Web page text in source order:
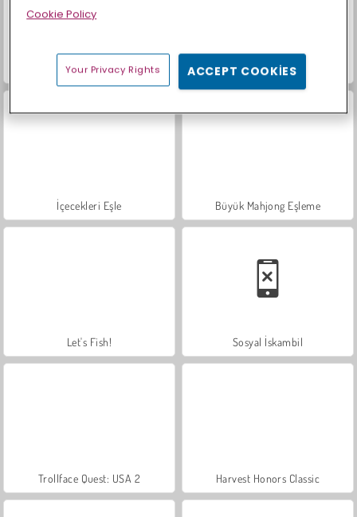
Royal Story Scala 40
İçecekleri Eşle Büyük Mahjong Eşleme
Let's Fish! Sosyal İskambil
Trollface Quest: USA 2 Harvest Honors Classic
Cookie Policy
Your Privacy Rights ACCEPT COOKIES